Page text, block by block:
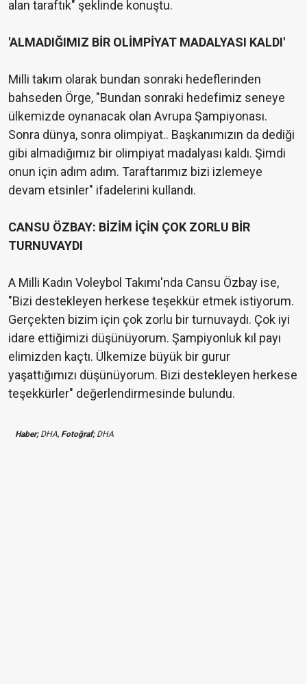
alan taraftık" şeklinde konuştu.
'ALMADIĞIMIZ BİR OLİMPİYAT MADALYASI KALDI'
Milli takım olarak bundan sonraki hedeflerinden
bahseden Örge, "Bundan sonraki hedefimiz seneye
ülkemizde oynanacak olan Avrupa Şampiyonası.
Sonra dünya, sonra olimpiyat.. Başkanımızın da dediği
gibi almadığımız bir olimpiyat madalyası kaldı. Şimdi
onun için adım adım. Taraftarımız bizi izlemeye
devam etsinler" ifadelerini kullandı.
CANSU ÖZBAY: BİZİM İÇİN ÇOK ZORLU BİR
TURNUVAYDI
A Milli Kadın Voleybol Takımı'nda Cansu Özbay ise,
"Bizi destekleyen herkese teşekkür etmek istiyorum.
Gerçekten bizim için çok zorlu bir turnuvaydı. Çok iyi
idare ettiğimizi düşünüyorum. Şampiyonluk kıl payı
elimizden kaçtı. Ülkemize büyük bir gurur
yaşattığımızı düşünüyorum. Bizi destekleyen herkese
teşekkürler" değerlendirmesinde bulundu.
Haber;DHA, Fotoğraf;DHA